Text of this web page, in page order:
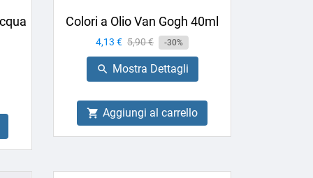
Colori a Olio Van Gogh 40ml
Prezzo
4,13 € Prezzo
base
5,90 € -30%
 Mostra Dettagli
 Aggiungi al carrello